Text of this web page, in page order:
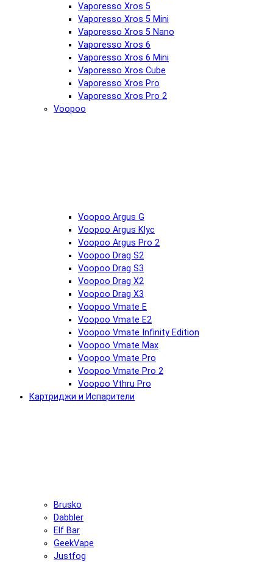
Vaporesso Xros 5
Vaporesso Xros 5 Mini
Vaporesso Xros 5 Nano
Vaporesso Xros 6
Vaporesso Xros 6 Mini
Vaporesso Xros Cube
Vaporesso Xros Pro
Vaporesso Xros Pro 2
Voopoo
Voopoo Argus G
Voopoo Argus Klyc
Voopoo Argus Pro 2
Voopoo Drag S2
Voopoo Drag S3
Voopoo Drag X2
Voopoo Drag X3
Voopoo Vmate E
Voopoo Vmate E2
Voopoo Vmate Infinity Edition
Voopoo Vmate Max
Voopoo Vmate Pro
Voopoo Vmate Pro 2
Voopoo Vthru Pro
Картриджи и Испарители
Brusko
Dabbler
Elf Bar
GeekVape
Justfog